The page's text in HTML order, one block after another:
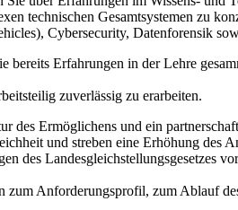
technischen Gesamtsystemen zu
Cybersecurity, Datenforensik
bereits Erfahrungen in der Lehre
zuverlässig zu erarbeiten.
des Ermöglichens und ein
und streben eine Erhöhung
des Landesgleichstellungsgesetzes
zum Anforderungsprofil, zum Ablauf